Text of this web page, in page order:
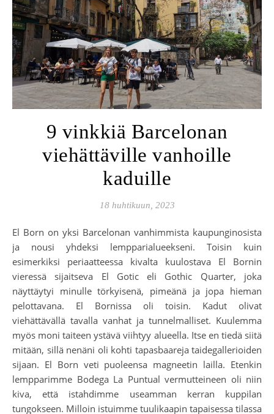
9 vinkkiä Barcelonan
viehättäville vanhoille
kaduille
18 huhtikuun, 2023
El Born on yksi Barcelonan vanhimmista kaupunginosista
ja nousi yhdeksi lempparialueekseni. Toisin kuin
esimerkiksi periaatteessa kivalta kuulostava El Bornin
vieressä sijaitseva El Gotic eli Gothic Quarter, joka
näyttäytyi minulle törkyisenä, pimeänä ja jopa hieman
pelottavana. El Bornissa oli toisin. Kadut olivat
viehättävällä tavalla vanhat ja tunnelmalliset. Kuulemma
myös moni taiteen ystävä viihtyy alueella. Itse en tiedä siitä
mitään, sillä nenäni oli kohti tapasbaareja taidegallerioiden
sijaan. El Born veti puoleensa magneetin lailla. Etenkin
lempparimme Bodega La Puntual vermutteineen oli niin
kiva, että istahdimme useamman kerran kuppilan
tungokseen. Milloin istuimme tuulikaapin tapaisessa tilassa